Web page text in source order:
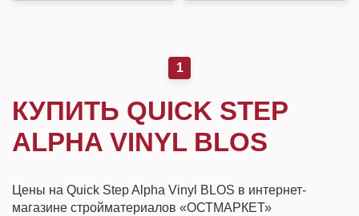
1
КУПИТЬ QUICK STEP
ALPHA VINYL BLOS
Цены на Quick Step Alpha Vinyl BLOS в интернет-
магазине стройматериалов «ОСТМАРКЕТ»